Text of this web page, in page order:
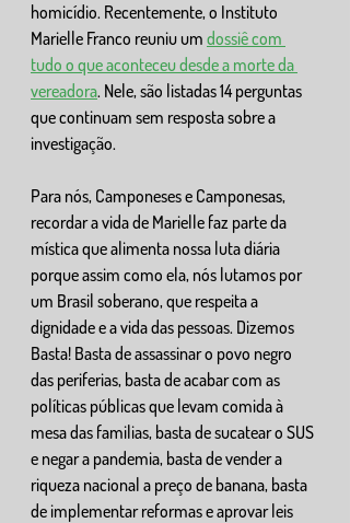
homicídio. Recentemente, o Instituto
Marielle Franco reuniu um dossiê com
tudo o que aconteceu desde a morte da
vereadora. Nele, são listadas 14 perguntas
que continuam sem resposta sobre a
investigação.
Para nós, Camponeses e Camponesas,
recordar a vida de Marielle faz parte da
mística que alimenta nossa luta diária
porque assim como ela, nós lutamos por
um Brasil soberano, que respeita a
dignidade e a vida das pessoas. Dizemos
Basta! Basta de assassinar o povo negro
das periferias, basta de acabar com as
políticas públicas que levam comida à
mesa das familias, basta de sucatear o SUS
e negar a pandemia, basta de vender a
riqueza nacional a preço de banana, basta
de implementar reformas e aprovar leis